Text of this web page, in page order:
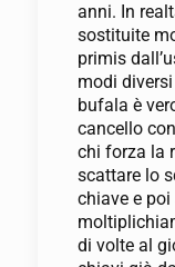
anni. In
sostituite
primis
modi
bufala è
cancello
chi forza la
scattare lo
chiave e
di volte al